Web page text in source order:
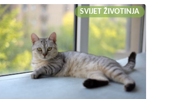
SVIJET ŽIVOTINJA